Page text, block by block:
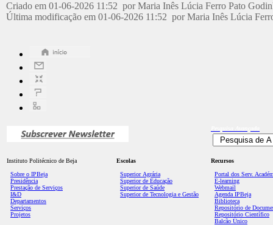
Criado em 01-06-2026 11:52 por Maria Inês Lúcia Ferro Pato
Última modificação em 01-06-2026 11:52 por Maria Inês Lúcia
Instituto Politécnico de Beja
Sobre o IPBeja
Presidência
Prestação de Serviços
I&D
Departamentos
Serviços
Projetos
Escolas
Superior Agrária
Superior de Educação
Superior de Saúde
Superior de Tecnologia e Gestão
Recursos
Portal dos Serv.
E-learning
Webmail
Agenda IPBeja
Biblioteca
Repositório de
Repositório Científico
Balcão Único